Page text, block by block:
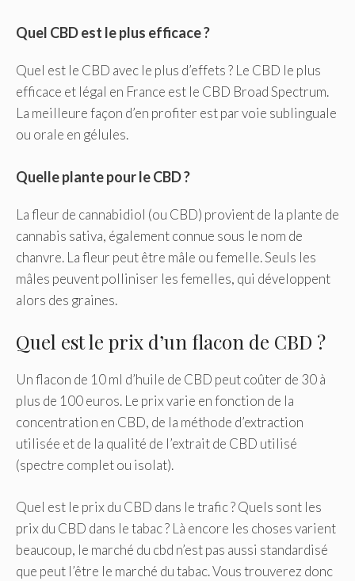
Quel CBD est le plus efficace ?
Quel est le CBD avec le plus d’effets ? Le CBD le plus
efficace et légal en France est le CBD Broad Spectrum.
La meilleure façon d’en profiter est par voie sublinguale
ou orale en gélules.
Quelle plante pour le CBD ?
La fleur de cannabidiol (ou CBD) provient de la plante de
cannabis sativa, également connue sous le nom de
chanvre. La fleur peut être mâle ou femelle. Seuls les
mâles peuvent polliniser les femelles, qui développent
alors des graines.
Quel est le prix d’un flacon de CBD ?
Un flacon de 10 ml d’huile de CBD peut coûter de 30 à
plus de 100 euros. Le prix varie en fonction de la
concentration en CBD, de la méthode d’extraction
utilisée et de la qualité de l’extrait de CBD utilisé
(spectre complet ou isolat).
Quel est le prix du CBD dans le trafic ? Quels sont les
prix du CBD dans le tabac ? Là encore les choses varient
beaucoup, le marché du cbd n’est pas aussi standardisé
que peut l’être le marché du tabac. Vous trouverez donc